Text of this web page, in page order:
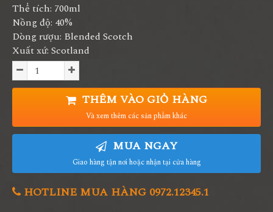
Thể tích: 700ml
Nồng độ: 40%
Dòng rượu: Blended Scotch
Xuất xứ: Scotland
THÊM VÀO GIỎ HÀNG
Và xem thêm các sản phẩm khác
MUA NGAY
Giao hàng tận nơi hoặc nhận tại cửa hàng
HOTLINE MUA HÀNG 0972.12345.1